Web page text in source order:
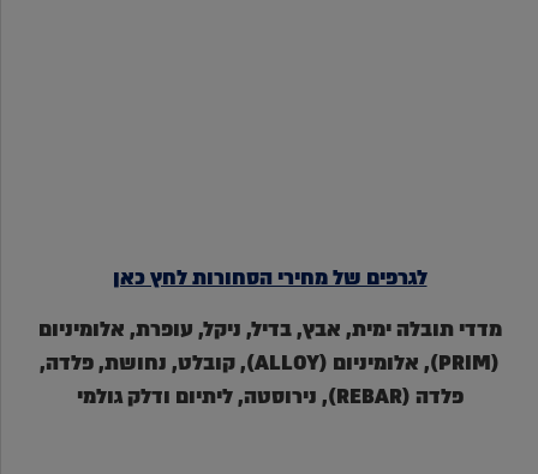
לגרפים של מחירי הסחורות לחץ כאן
מדדי תובלה ימית, אבץ, בדיל, ניקל, עופרת, אלומיניום
(PRIM), אלומיניום (ALLOY), קובלט, נחושת, פלדה,
פלדה (REBAR), נירוסטה, ליתיום ודלק גולמי